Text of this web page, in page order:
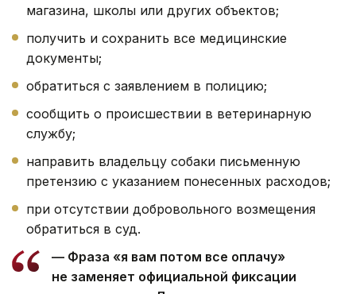
магазина, школы или других объектов;
получить и сохранить все медицинские
документы;
обратиться с заявлением в полицию;
сообщить о происшествии в ветеринарную
службу;
направить владельцу собаки письменную
претензию с указанием понесенных расходов;
при отсутствии добровольного возмещения
обратиться в суд.
— Фраза «я вам потом все оплачу»
не заменяет официальной фиксации